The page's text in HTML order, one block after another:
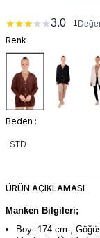
★★★★★3.0 1
Renk
Beden :
STD
ÜRÜN AÇIKLAMASI
Manken Bilgileri;
Boy: 174 cm ,